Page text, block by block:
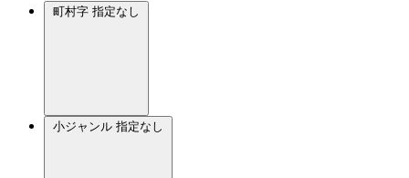
町村字 指定なし
小ジャンル 指定なし